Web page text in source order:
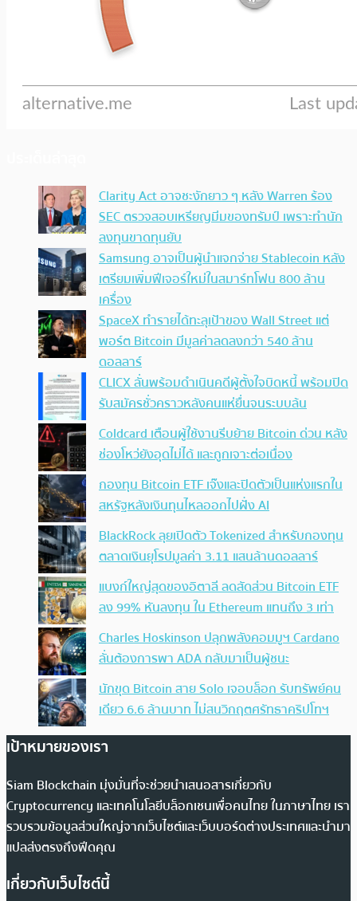
Clarity Act อาจชะงักยาว ๆ หลัง Warren ร้อง
SEC ตรวจสอบเหรียญมีมของทรัมป์ เพราะทำนัก
ลงทุนขาดทุนยับ
Samsung อาจเป็นผู้นำแจกจ่าย Stablecoin หลัง
เตรียมเพิ่มฟีเจอร์ใหม่ในสมาร์ทโฟน 800 ล้าน
เครื่อง
SpaceX ทำรายได้ทะลุเป้าของ Wall Street แต่
พอร์ต Bitcoin มีมูลค่าลดลงกว่า 540 ล้าน
ดอลลาร์
CLICX ลั่นพร้อมดำเนินคดีผู้ตั้งใจบิดหนี้ พร้อมปิด
รับสมัครชั่วคราวหลังคนแห่ยื่นจนระบบล้น
Coldcard เตือนผู้ใช้งานรีบย้าย Bitcoin ด่วน หลัง
ช่องโหว่ยังอุดไม่ได้ และถูกเจาะต่อเนื่อง
กองทุน Bitcoin ETF เจ๊งและปิดตัวเป็นแห่งแรกใน
สหรัฐหลังเงินทุนไหลออกไปฝั่ง AI
BlackRock ลุยเปิดตัว Tokenized สำหรับกองทุน
ตลาดเงินยุโรปมูลค่า 3.11 แสนล้านดอลลาร์
แบงก์ใหญ่สุดของอิตาลี ลดสัดส่วน Bitcoin ETF
ลง 99% หันลงทุน ใน Ethereum แทนถึง 3 เท่า
Charles Hoskinson ปลุกพลังคอมมูฯ Cardano
ลั่นต้องการพา ADA กลับมาเป็นผู้ชนะ
นักขุด Bitcoin สาย Solo เจอบล็อก รับทรัพย์คน
เดียว 6.6 ล้านบาท ไม่สนวิกฤตศรัทธาคริปโทฯ
เป้าหมายของเรา
Siam Blockchain มุ่งมั่นที่จะช่วยนำเสนอสารเกี่ยวกับ
Cryptocurrency และเทคโนโลยีบล็อกเชนเพื่อคนไทย ในภาษาไทย เรา
รวบรวมข้อมูลส่วนใหญ่จากเว็บไซต์และเว็บบอร์ดต่างประเทศและนำมา
แปลส่งตรงถึงฟีดคุณ
เกี่ยวกับเว็บไซต์นี้